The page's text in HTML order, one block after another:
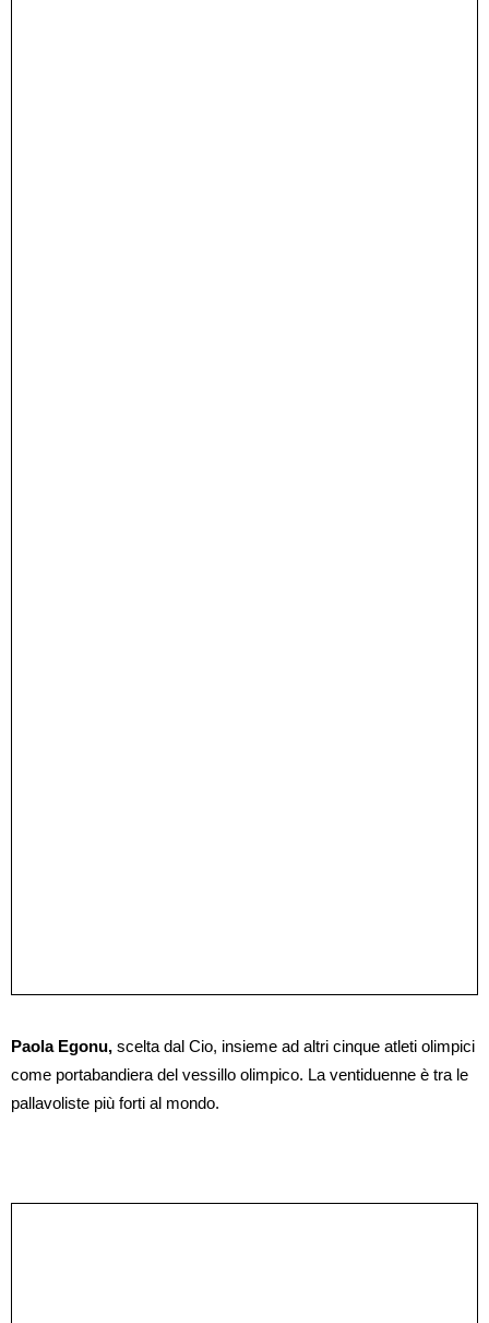
Paola Egonu, scelta dal Cio, insieme ad altri cinque atleti olimpici
come portabandiera del vessillo olimpico. La ventiduenne è tra le
pallavoliste più forti al mondo.